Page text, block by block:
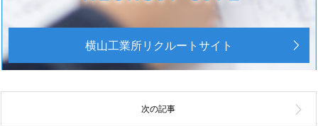
横山工業所リクルートサイト